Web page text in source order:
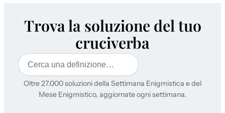
Trova la soluzione del tuo
cruciverba
Cerca
Oltre 27.000 soluzioni della Settimana Enigmistica e del
Mese Enigmistico, aggiornate ogni settimana.